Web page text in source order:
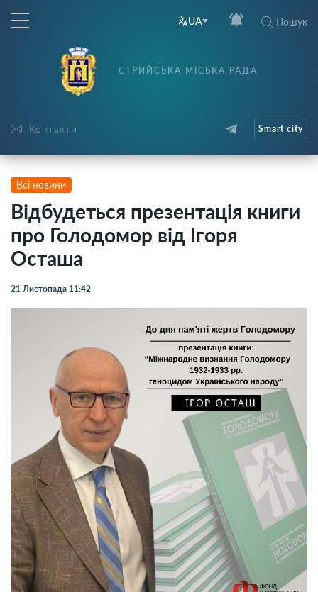
UA Пошук
Контакти
СТРИЙСЬКА МІСЬКА РАДА
Smart city
Всі новини
Відбудеться презентація книги
про Голодомор від Ігоря
Осташа
21 Листопада 11:42